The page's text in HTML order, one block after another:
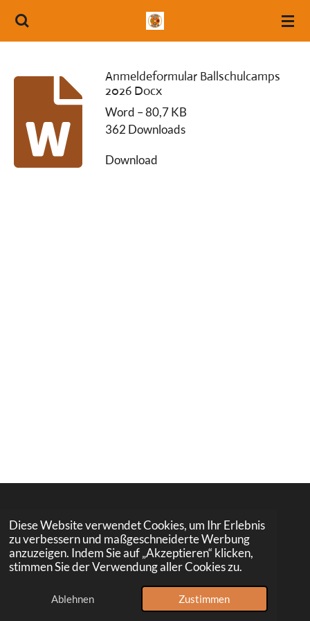
Diese Website verwendet Cookies, um Ihr Erlebnis
zu verbessern und maßgeschneiderte Werbung
anzuzeigen. Indem Sie auf „Akzeptieren“ klicken,
stimmen Sie der Verwendung aller Cookies zu.
Ablehnen Zustimmen
Zum
Anmeldeformular Ballschulcamps
2026 Docx
Word – 80,7 KB
362 Downloads
Download
© 2025 Ballschule Siegerland
Mit Unterstützung von Webador
E-Mail